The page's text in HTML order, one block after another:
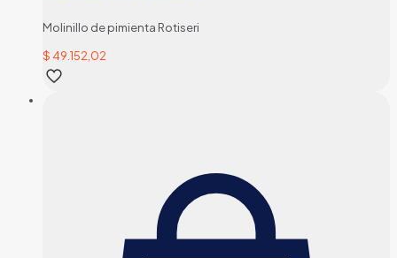
Molinillo de pimienta Rotiseri
$ 49.152,02